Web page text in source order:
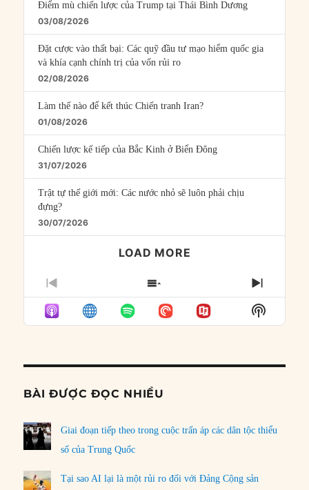
Điểm mù chiến lược của Trump tại Thái Bình Dương
03/08/2026
Đặt cược vào thất bại: Các quỹ đầu tư mạo hiểm quốc gia
và khía cạnh chính trị của vốn rủi ro
02/08/2026
Làm thế nào để kết thúc Chiến tranh Iran?
01/08/2026
Chiến lược kế tiếp của Bắc Kinh ở Biển Đông
31/07/2026
Trật tự thế giới mới: Các nước nhỏ sẽ luôn phải chịu
đựng?
30/07/2026
LOAD MORE
PREVIOUS
EPISODE
SHOW
EPISODES
LIST
NEXT
Show
Podcast
BÀI ĐƯỢC ĐỌC NHIỀU
Giai đoạn tiếp theo trong cuộc trấn áp các dân tộc thiểu
số của Trung Quốc
Tại sao AI lại là một rủi ro đối với Đảng Cộng sản